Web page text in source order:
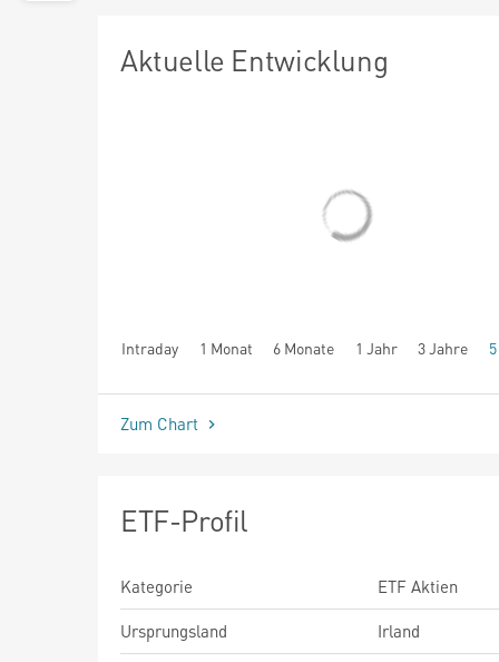
Aktuelle Entwicklung
Intraday 1 Monat 6 Monate 1 Jahr 3 Jahre
seit Beginn
Zum Chart
ETF-Profil
Kategorie
ETF Aktien
Ursprungsland
Irland